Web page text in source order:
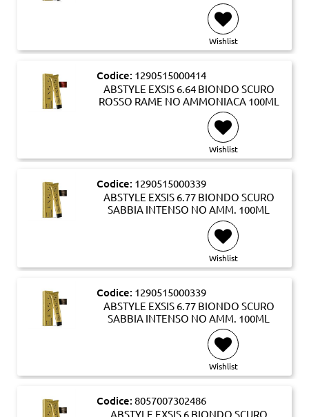
Wishlist
Codice: 1290515000414
ABSTYLE EXSIS 6.64 BIONDO SCURO
ROSSO RAME NO AMMONIACA 100ML
Wishlist
Codice: 1290515000339
ABSTYLE EXSIS 6.77 BIONDO SCURO
SABBIA INTENSO NO AMM. 100ML
Wishlist
Codice: 1290515000339
ABSTYLE EXSIS 6.77 BIONDO SCURO
SABBIA INTENSO NO AMM. 100ML
Wishlist
Codice: 8057007302486
ABSTYLE EXSIS 6 BIONDO SCURO